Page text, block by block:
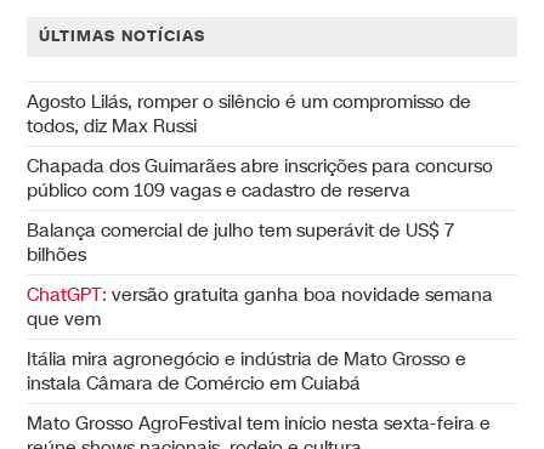
ÚLTIMAS NOTÍCIAS
Agosto Lilás, romper o silêncio é um compromisso de
todos, diz Max Russi
Chapada dos Guimarães abre inscrições para concurso
público com 109 vagas e cadastro de reserva
Balança comercial de julho tem superávit de US$ 7
bilhões
ChatGPT: versão gratuita ganha boa novidade semana
que vem
Itália mira agronegócio e indústria de Mato Grosso e
instala Câmara de Comércio em Cuiabá
Mato Grosso AgroFestival tem início nesta sexta-feira e